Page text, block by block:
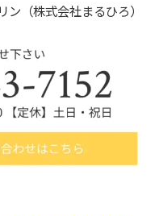
ン（株式会社まるひろ）